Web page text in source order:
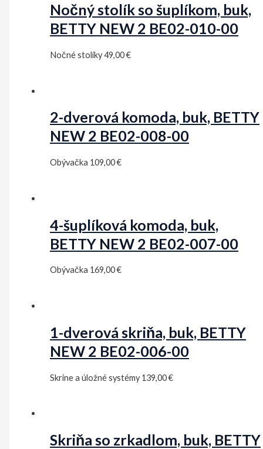
Nočný stolík so šuplíkom, buk,
BETTY NEW 2 BE02-010-00
Nočné stolíky49,00€
2-dverová komoda, buk, BETTY
NEW 2 BE02-008-00
Obývačka 109,00€
4-šuplíková komoda, buk,
BETTY NEW 2 BE02-007-00
Obývačka 169,00€
1-dverová skriňa, buk, BETTY
NEW 2 BE02-006-00
Skrine a úložné systémy139,00€
Skriňa so zrkadlom, buk, BETTY